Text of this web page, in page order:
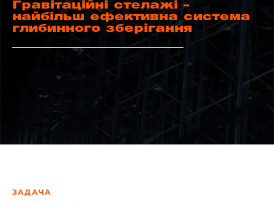
Гравітаційні стелажі –
найбільш ефективна система
глибинного зберігання
ЗАДАЧА